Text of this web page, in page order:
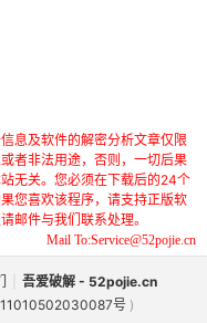
息及软件的解密分析文章仅限
者非法用途，否则，一切后果
无关。您必须在下载后的24个
您喜欢该程序，请支持正版软
邮件与我们联系处理。
Mail To:Service@52pojie.cn
吾爱破解 - 52pojie.cn
号 )